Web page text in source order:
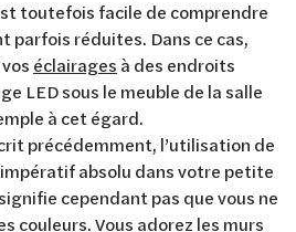
toutefois facile de comprendre
parfois réduites. Dans ce cas,
éclairages à des endroits
LED sous le meuble de la salle
à cet égard.
précédemment, l’utilisation de
absolu dans votre petite
cependant pas que vous ne
couleurs. Vous adorez les murs